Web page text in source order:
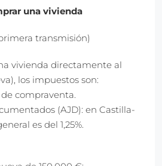
una vivienda
transmisión)
vivienda directamente al
los impuestos son:
de compraventa.
(AJD): en Castilla-
es del 1,25%.